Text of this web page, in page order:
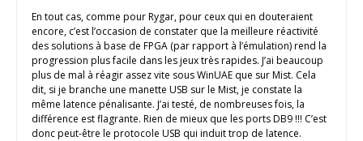
En tout cas, comme pour Rygar, pour ceux qui en douteraient
encore, c’est l’occasion de constater que la meilleure réactivité
des solutions à base de FPGA (par rapport à l’émulation) rend la
progression plus facile dans les jeux très rapides. J’ai beaucoup
plus de mal à réagir assez vite sous WinUAE que sur Mist. Cela
dit, si je branche une manette USB sur le Mist, je constate la
même latence pénalisante. J’ai testé, de nombreuses fois, la
différence est flagrante. Rien de mieux que les ports DB9 !!! C’est
donc peut-être le protocole USB qui induit trop de latence.